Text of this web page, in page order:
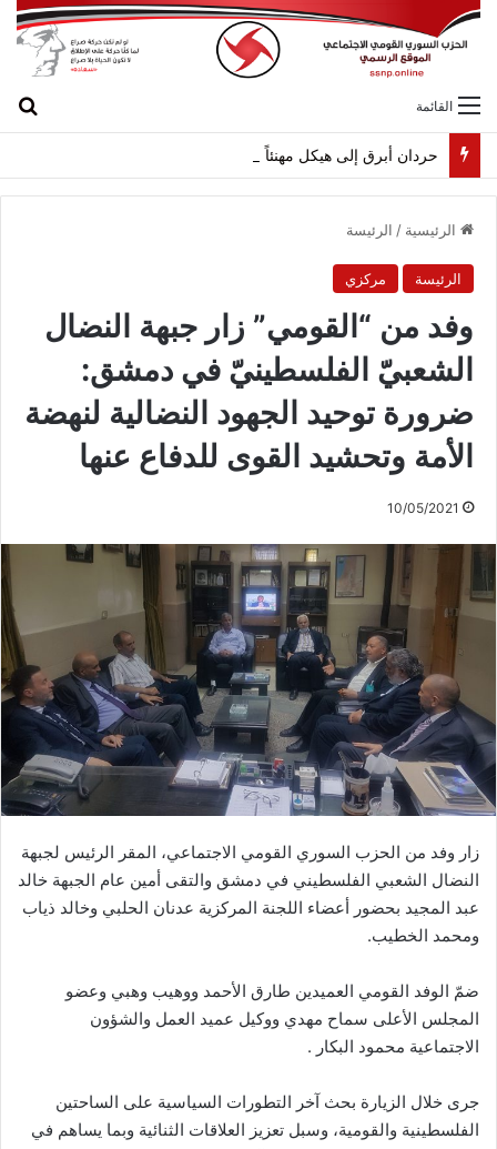
القائمة
حردان أبرق إلى هيكل مهنئاً بمناسبة عيد الجيش
الرئيسية / الرئيسة
الرئيسة مركزي
وفد من “القومي” زار جبهة النضال
الشعبيّ الفلسطينيّ في دمشق:
ضرورة توحيد الجهود النضالية لنهضة
الأمة وتحشيد القوى للدفاع عنها
10/05/2021
زار وفد من الحزب السوري القومي الاجتماعي، المقر الرئيس لجبهة
النضال الشعبي الفلسطيني في دمشق والتقى أمين عام الجبهة خالد
عبد المجيد بحضور أعضاء اللجنة المركزية عدنان الحلبي وخالد ذياب
ومحمد الخطيب.
ضمّ الوفد القومي العميدين طارق الأحمد ووهيب وهبي وعضو
المجلس الأعلى سماح مهدي ووكيل عميد العمل والشؤون
الاجتماعية محمود البكار .
جرى خلال الزيارة بحث آخر التطورات السياسية على الساحتين
الفلسطينية والقومية، وسبل تعزيز العلاقات الثنائية وبما يساهم في